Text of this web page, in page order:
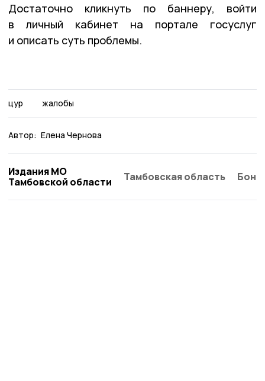
Достаточно кликнуть по баннеру, войти
в личный кабинет на портале госуслуг
и описать суть проблемы.
цур жалобы
Автор: Елена Чернова
Издания МО
Тамбовской области
Тамбовская область